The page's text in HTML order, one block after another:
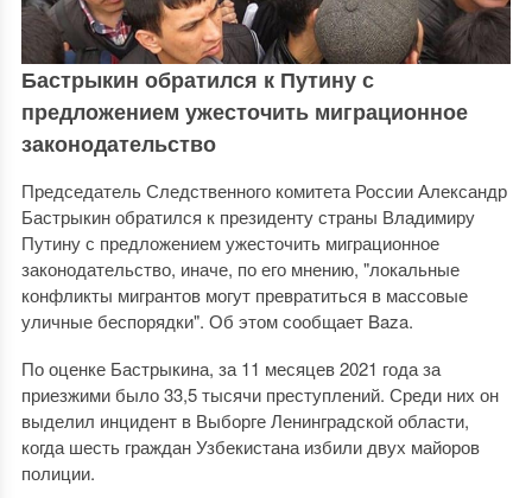
Бастрыкин обратился к Путину с
предложением ужесточить миграционное
законодательство
Председатель Следственного комитета России Александр
Бастрыкин обратился к президенту страны Владимиру
Путину с предложением ужесточить миграционное
законодательство, иначе, по его мнению, "локальные
конфликты мигрантов могут превратиться в массовые
уличные беспорядки". Об этом сообщает Baza.
По оценке Бастрыкина, за 11 месяцев 2021 года за
приезжими было 33,5 тысячи преступлений. Среди них он
выделил инцидент в Выборге Ленинградской области,
когда шесть граждан Узбекистана избили двух майоров
полиции.